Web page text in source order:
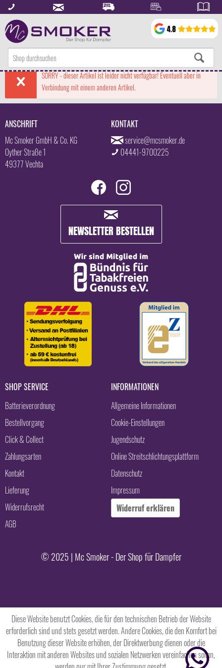
SORRY - dieser Artikel ist leider nicht verfügbar! Eventuell aber in
Verbindung mit einem anderen Artikel.
ANSCHRIFT
Mc Smoker GmbH & Co. KG
Oyther Straße 1
49377 Vechta
KONTAKT
service@mcsmoker.de
04441-9700225
NEWSLETTER BESTELLEN
SHOP SERVICE
Batterieverordnung
Bestellvorgang
Click & Collect
Zahlungsarten
Kontakt
Lieferung
Widerrufsrecht
AGB
INFORMATIONEN
Allgemeine Informationen
Cookie-Einstellungen
Jugendschutz
Online Streitschlichtungsplattform
Datenschutz
Impressum
Widerruf erklären
© 2025 | Mc Smoker - Der Shop für Dampfer
Diese Website benutzt Cookies, die für den technischen Betrieb der Website
erforderlich sind und stets gesetzt werden. Andere Cookies, die den Komfort bei
Benutzung dieser Website erhöhen, der Direktwerbung dienen oder die
Interaktion mit anderen Websites und sozialen Netzwerken vereinfachen sollen,